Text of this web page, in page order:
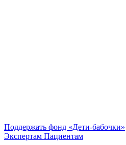
Поддержать фонд «Дети-бабочки»
Экспертам Пациентам